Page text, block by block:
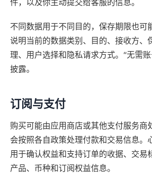
件，以及你主动提交给客服的信息。
不同数据用于不同目的，保存期限也可
说明当前的数据类别、目的、接收方、
理、用户选择和隐私请求方式。“无需
披露。
订阅与支付
购买可能由应用商店或其他支付服务商
会按照各自政策处理付款和交易信息。
用于确认权益和支持订单的收据、交易
产品、币种和订阅权益信息。